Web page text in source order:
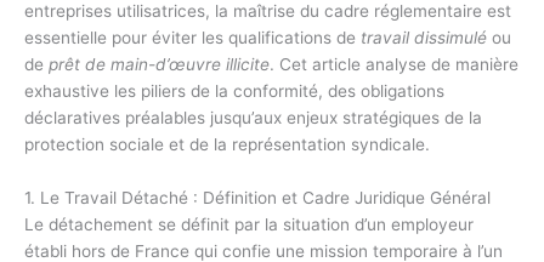
entreprises utilisatrices, la maîtrise du cadre réglementaire est
essentielle pour éviter les qualifications de travail dissimulé ou
de prêt de main-d’œuvre illicite. Cet article analyse de manière
exhaustive les piliers de la conformité, des obligations
déclaratives préalables jusqu’aux enjeux stratégiques de la
protection sociale et de la représentation syndicale.
1. Le Travail Détaché : Définition et Cadre Juridique Général
Le détachement se définit par la situation d’un employeur
établi hors de France qui confie une mission temporaire à l’un